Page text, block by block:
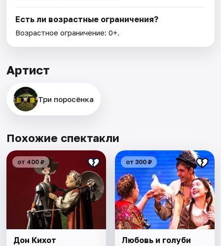
Есть ли возрастные ограничения?
Возрастное ограничение: 0+.
Артист
Три поросёнка
Похожие спектакли
от 400 ₽
Дон Кихот
от 300 ₽
Любовь и голуби